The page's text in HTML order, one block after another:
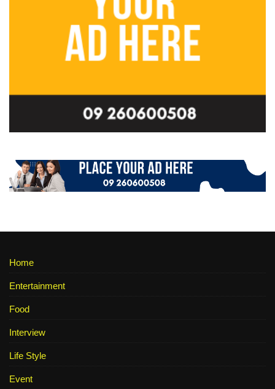
Home
Entertainment
Food
Interview
Life Style
Event